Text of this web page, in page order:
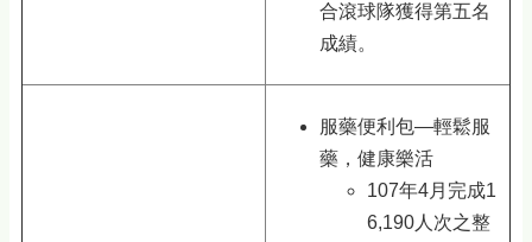
合滾球隊獲得第五名
成績。
服藥便利包—輕鬆服
藥，健康樂活
107年4月完成1
6,190人次之整